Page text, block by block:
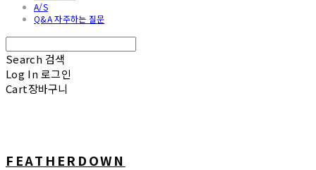
A/S
Q&A 자주하는 질문
Search 검색
Log In 로그인
Cart장바구니
FEATHERDOWN